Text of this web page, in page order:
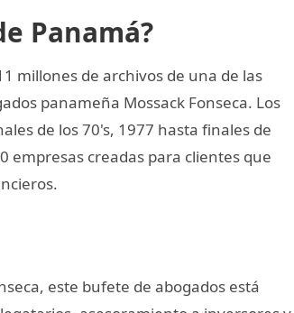
Panamá?
millones de archivos de una de las
panameña Mossack Fonseca. Los
de los 70's, 1977 hasta finales de
empresas creadas para clientes que
este bufete de abogados está